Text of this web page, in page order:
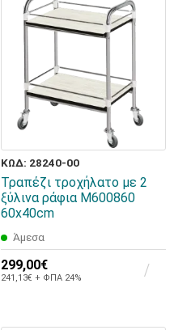
ΚΩΔ: 28240-00
Τραπέζι τροχήλατο με 2
ξύλινα ράφια M600860
60x40cm
Άμεσα
299,00€
241,13€ + ΦΠΑ 24%